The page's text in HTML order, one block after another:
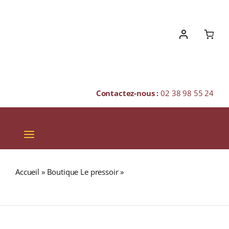
Contactez-nous :02 38 98 55 24
Toggle
Navigation
SPIRITUEUX
Accueil » Boutique Le pressoir»